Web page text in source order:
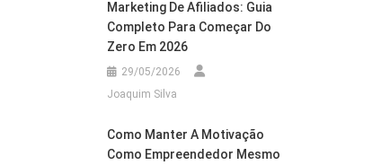
Marketing De Afiliados: Guia
Completo Para Começar Do
Zero Em 2026
29/05/2026
Joaquim Silva
Como Manter A Motivação
Como Empreendedor Mesmo